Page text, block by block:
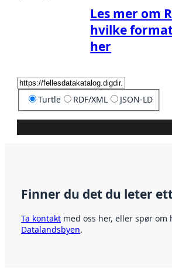
Les mer om
hvilke
her
Turtle RDF/XML JSON-LD
Finner du det du leter
Ta kontakt med oss her, eller spør om
Datalandsbyen.